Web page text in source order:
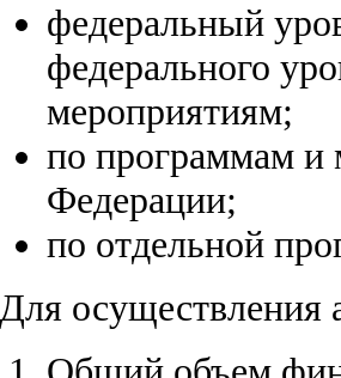
федеральный
федерального
мероприятиям;
по программам и
Федерации;
по отдельной
Для